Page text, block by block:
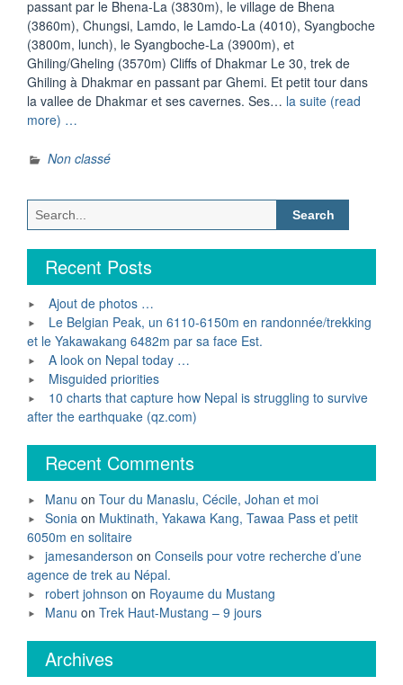
passant par le Bhena-La (3830m), le village de Bhena
(3860m), Chungsi, Lamdo, le Lamdo-La (4010), Syangboche
(3800m, lunch), le Syangboche-La (3900m), et
Ghiling/Gheling (3570m) Cliffs of Dhakmar Le 30, trek de
Ghiling à Dhakmar en passant par Ghemi. Et petit tour dans
la vallee de Dhakmar et ses cavernes. Ses… la suite (read
more) …
2012
Mustang”
Non classé
Search
for:
Recent Posts
Ajout de photos …
Le Belgian Peak, un 6110-6150m en randonnée/trekking
et le Yakawakang 6482m par sa face Est.
A look on Nepal today …
Misguided priorities
10 charts that capture how Nepal is struggling to survive
after the earthquake (qz.com)
Recent Comments
Manu on Tour du Manaslu, Cécile, Johan et moi
Sonia on Muktinath, Yakawa Kang, Tawaa Pass et petit
6050m en solitaire
jamesanderson on Conseils pour votre recherche d’une
agence de trek au Népal.
robert johnson on Royaume du Mustang
Manu on Trek Haut-Mustang – 9 jours
Archives